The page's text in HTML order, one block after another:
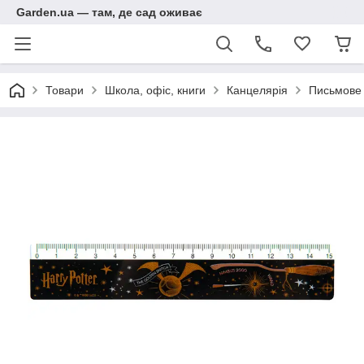
Garden.ua — там, де сад оживає
Товари Школа, офіс, книги Канцелярія